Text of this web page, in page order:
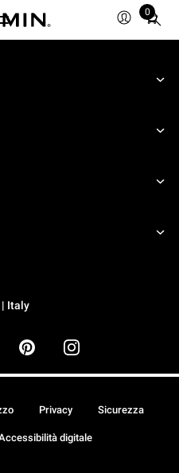
0
Total
items
cart:
Italy
Privacy Sicurezza
digitale